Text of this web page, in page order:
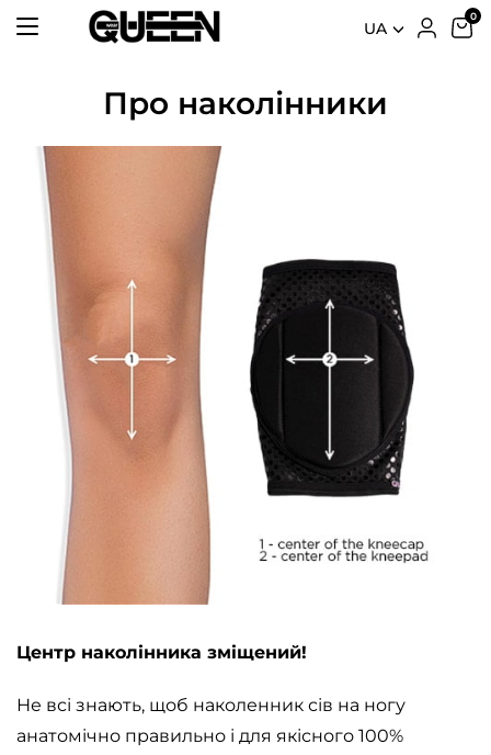
UA
Про наколінники
Центр наколінника зміщений!
Не всі знають, щоб наколенник сів на ногу
анатомічно правильно і для якісного 100%